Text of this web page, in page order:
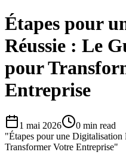
Étapes pour
Réussie : Le
pour
Entreprise
1 mai 2026 0 min read
"Étapes pour une
Transformer Votre Entreprise"